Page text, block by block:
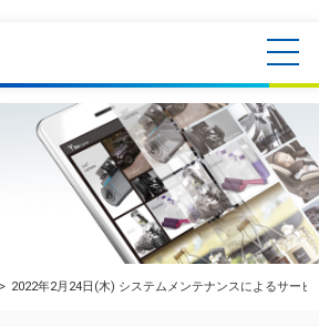
2022年2月24日(木) システムメンテナンスによるサービ